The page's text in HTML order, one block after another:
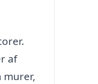
af
murer,